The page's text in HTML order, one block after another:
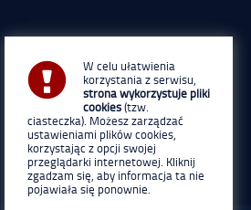
W celu ułatwienia
korzystania z serwisu,
strona wykorzystuje pliki
cookies(tzw.
ciasteczka). Możesz zarządzać
ustawieniami plików cookies,
korzystając z opcji swojej
przeglądarki internetowej. Kliknij
zgadzam się, aby informacja ta nie
pojawiała się ponownie.